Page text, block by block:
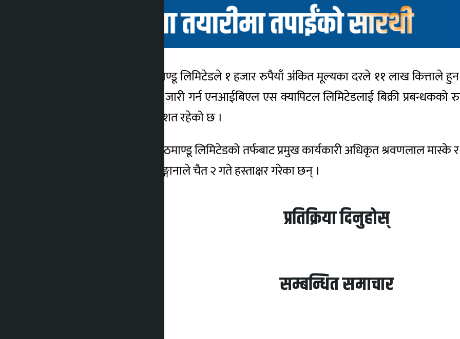
काठमाडौं । बैंक अफ काठमाण्डू लिमिटेडले १ हजार रुपैयाँ अंकित मूल्यका दरले ११ लाख कित्ताले
डिबेन्चर २०८६ (क), ऋणपत्र जारी गर्न एनआईबिएल एस क्यापिटल लिमिटेडलाई बिक्री
रहेको र ब्याजदर १०.५० प्रतिशत रहेको छ ।
उक्त सम्झौतामा बैंक अफ काठमाण्डू लिमिटेडको तर्फबाट प्रमुख कार्यकारी अधिकृत श्रवणलाल
नायब महाप्रबन्धक सचिन्द्र ढुङ्गानाले चैत २ गते हस्ताक्षर गरेका छन् ।
प्रतिक्रिया दिनुहोस्
सम्बन्धित समाचार